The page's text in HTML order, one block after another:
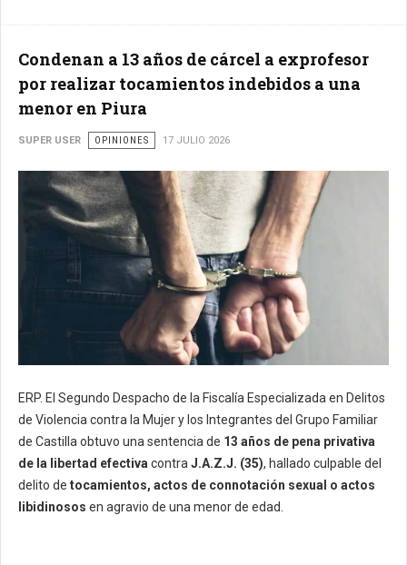
Condenan a 13 años de cárcel a exprofesor
por realizar tocamientos indebidos a una
menor en Piura
SUPER USER OPINIONES 17 JULIO 2026
ERP. El Segundo Despacho de la Fiscalía Especializada en Delitos
de Violencia contra la Mujer y los Integrantes del Grupo Familiar
de Castilla obtuvo una sentencia de 13 años de pena privativa
de la libertad efectiva contra J.A.Z.J. (35), hallado culpable del
delito de tocamientos, actos de connotación sexual o actos
libidinosos en agravio de una menor de edad.